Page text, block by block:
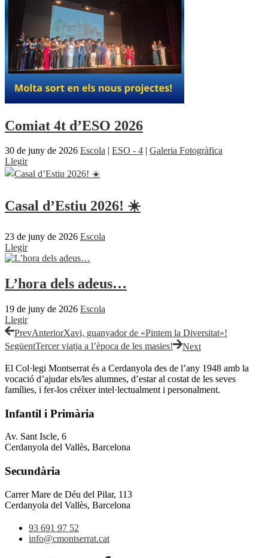
Comiat 4t d’ESO 2026
30 de juny de 2026 Escola ESO - 4
Galeria Fotogràfica
Llegir
Casal d’Estiu 2026! ☀️
23 de juny de 2026 Escola
Llegir
L’hora dels adeus…
19 de juny de 2026 Escola
Llegir
PrevAnteriorXavi, guanyador de «Pintem la Diversitat»!
SegüentTercer viatja a l’època de les masies! Next
El Col·legi Montserrat és a Cerdanyola des de l’any 1948 amb la
vocació d’ajudar els/les alumnes, d’estar al costat de les seves
famílies, i fer-los créixer intel·lectualment i personalment.
Infantil i Primària
Av. Sant Iscle, 6
Cerdanyola del Vallès, Barcelona
Secundària
Carrer Mare de Déu del Pilar, 113
Cerdanyola del Vallès, Barcelona
93 691 97 52
info@cmontserrat.cat